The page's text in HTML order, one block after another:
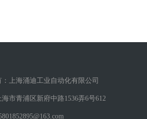
：上海涌迪工业自动化有限公司
市青浦区新府中路1536弄6号612